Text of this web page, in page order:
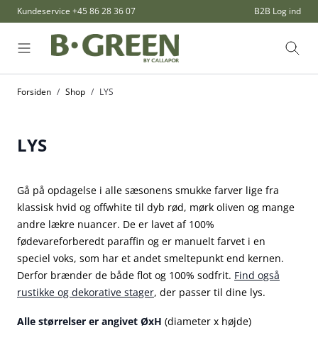
Skip to Content
Kundeservice +45 86 28 36 07 B2B Log ind
Søg
Forsiden / Shop / LYS
LYS
Gå på opdagelse i alle sæsonens smukke farver lige fra
klassisk hvid og offwhite til dyb rød, mørk oliven og mange
andre lækre nuancer. De er lavet af 100%
fødevareforberedt paraffin og er manuelt farvet i en
speciel voks, som har et andet smeltepunkt end kernen.
Derfor brænder de både flot og 100% sodfrit. Find også
rustikke og dekorative stager, der passer til dine lys.
Alle størrelser er angivet ØxH (diameter x højde)